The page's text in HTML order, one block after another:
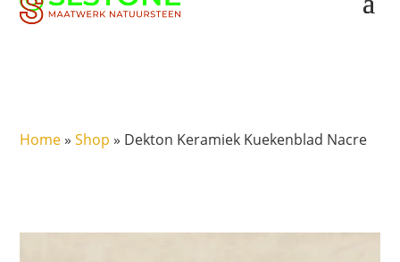
Home»Shop » Dekton Keramiek Kuekenblad Nacre